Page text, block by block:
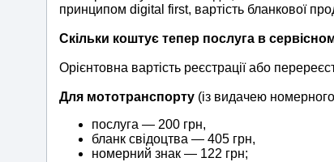
принципом digital first, вартість бланкової
Скільки коштує тепер послуга в
Орієнтовна вартість реєстрації або
Для мототранспорту (із видачею
послуга — 200 грн,
бланк свідоцтва — 405 грн,
номерний знак — 122 грн;